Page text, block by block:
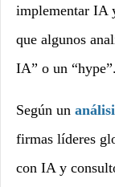
implementar IA
que algunos
IA” o un “hype”.
Según un
firmas líderes
con IA y